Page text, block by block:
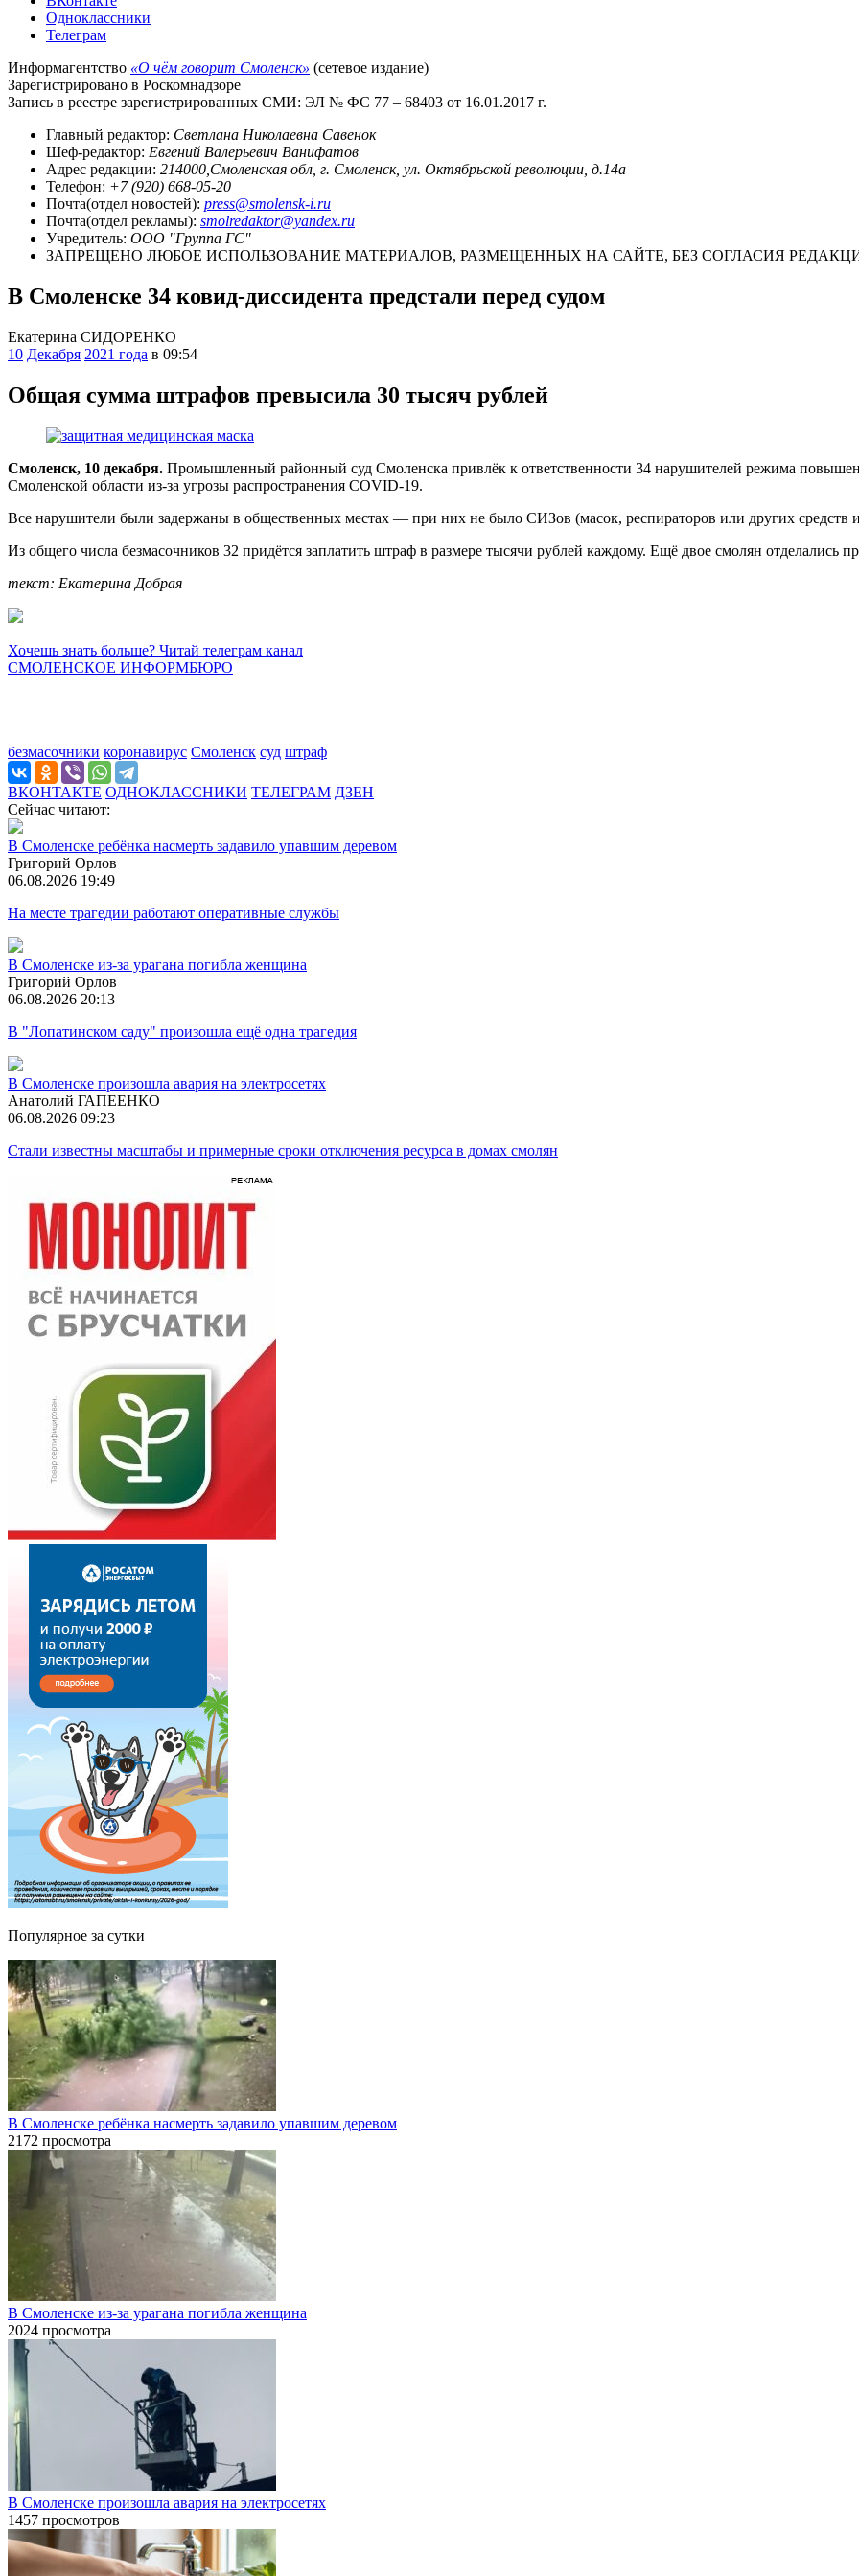
Одноклассники
Телеграм
Информагентство «О чём говорит Смоленск» (сетевое издание)
Зарегистрировано в Роскомнадзоре
Запись в реестре зарегистрированных СМИ: ЭЛ № ФС 77 – 68403 от 16.01.2017 г.
Главный редактор: Светлана Николаевна Савенок
Шеф-редактор: Евгений Валерьевич Ванифатов
Адрес редакции: 214000,Смоленская обл, г. Смоленск, ул. Октябрьской революции, д.14а
Телефон: +7 (920) 668-05-20
Почта(отдел новостей): press@smolensk-i.ru
Почта(отдел рекламы): smolredaktor@yandex.ru
Учредитель: ООО "Группа ГС"
ЗАПРЕЩЕНО ЛЮБОЕ ИСПОЛЬЗОВАНИЕ МАТЕРИАЛОВ, РАЗМЕЩЕННЫХ НА САЙТЕ, БЕЗ СОГЛАСИЯ
В Смоленске 34 ковид-диссидента предстали перед судом
Екатерина СИДОРЕНКО
10 Декабря 2021 года в 09:54
Общая сумма штрафов превысила 30 тысяч рублей
Смоленск, 10 декабря. Промышленный районный суд Смоленска привлёк к ответственности 34 нарушителей режима
Смоленской области из-за угрозы распространения COVID-19.
Все нарушители были задержаны в общественных местах — при них не было СИЗов (масок, респираторов или других средств
Из общего числа безмасочников 32 придётся заплатить штраф в размере тысячи рублей каждому. Ещё двое смолян отделались
текст: Екатерина Добрая
Хочешь знать больше? Читай телеграм канал
СМОЛЕНСКОЕ ИНФОРМБЮРО
безмасочники коронавирус Смоленск суд штраф
ВКОНТАКТЕ ОДНОКЛАССНИКИ ТЕЛЕГРАМ ДЗЕН
Сейчас читают:
В Смоленске ребёнка насмерть задавило упавшим деревом
Григорий Орлов
06.08.2026 19:49
На месте трагедии работают оперативные службы
В Смоленске из-за урагана погибла женщина
Григорий Орлов
06.08.2026 20:13
В "Лопатинском саду" произошла ещё одна трагедия
В Смоленске произошла авария на электросетях
Анатолий ГАПЕЕНКО
06.08.2026 09:23
Стали известны масштабы и примерные сроки отключения ресурса в домах смолян
Популярное за сутки
В Смоленске ребёнка насмерть задавило упавшим деревом
2172 просмотра
В Смоленске из-за урагана погибла женщина
2024 просмотра
В Смоленске произошла авария на электросетях
1457 просмотров